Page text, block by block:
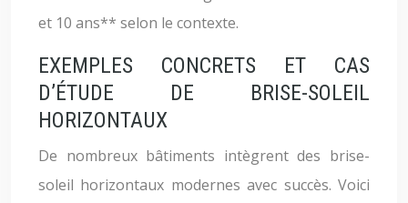
et 10 ans** selon le contexte.
EXEMPLES CONCRETS ET CAS
D’ÉTUDE DE BRISE-SOLEIL
HORIZONTAUX
De nombreux bâtiments intègrent des brise-
soleil horizontaux modernes avec succès. Voici